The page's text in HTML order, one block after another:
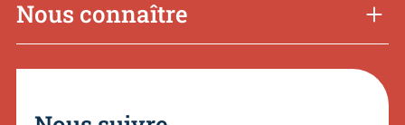
Nous connaître